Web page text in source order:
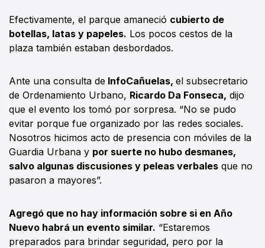
Efectivamente, el parque amaneció cubierto de
botellas, latas y papeles. Los pocos cestos de la
plaza también estaban desbordados.
Ante una consulta de InfoCañuelas, el subsecretario
de Ordenamiento Urbano, Ricardo Da Fonseca, dijo
que el evento los tomó por sorpresa. “No se pudo
evitar porque fue organizado por las redes sociales.
Nosotros hicimos acto de presencia con móviles de la
Guardia Urbana y por suerte no hubo desmanes,
salvo algunas discusiones y peleas verbales que no
pasaron a mayores”.
Agregó que no hay información sobre si en Año
Nuevo habrá un evento similar. “Estaremos
preparados para brindar seguridad, pero por la